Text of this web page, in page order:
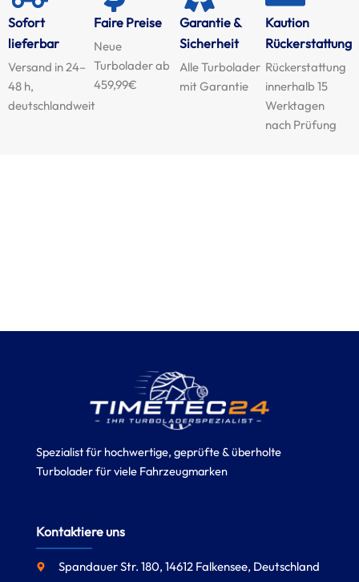
Sofort
lieferbar
Versand in 24–
48 h,
deutschlandweit
Faire Preise
Neue
Turbolader ab
459,99€
Garantie &
Sicherheit
Alle Turbolader
mit Garantie
Kaution
Rückerstattung
Rückerstattung
innerhalb 15
Werktagen
nach Prüfung
Spezialist für hochwertige, geprüfte & überholte
Turbolader für viele Fahrzeugmarken
Kontaktiere uns
Spandauer Str. 180, 14612 Falkensee, Deutschland